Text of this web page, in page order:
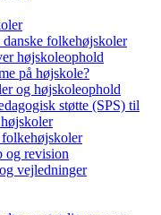
folkehøjskoler
højskoleophold
på højskole?
og højskoleophold
støtte (SPS) til
og revision
vejledninger